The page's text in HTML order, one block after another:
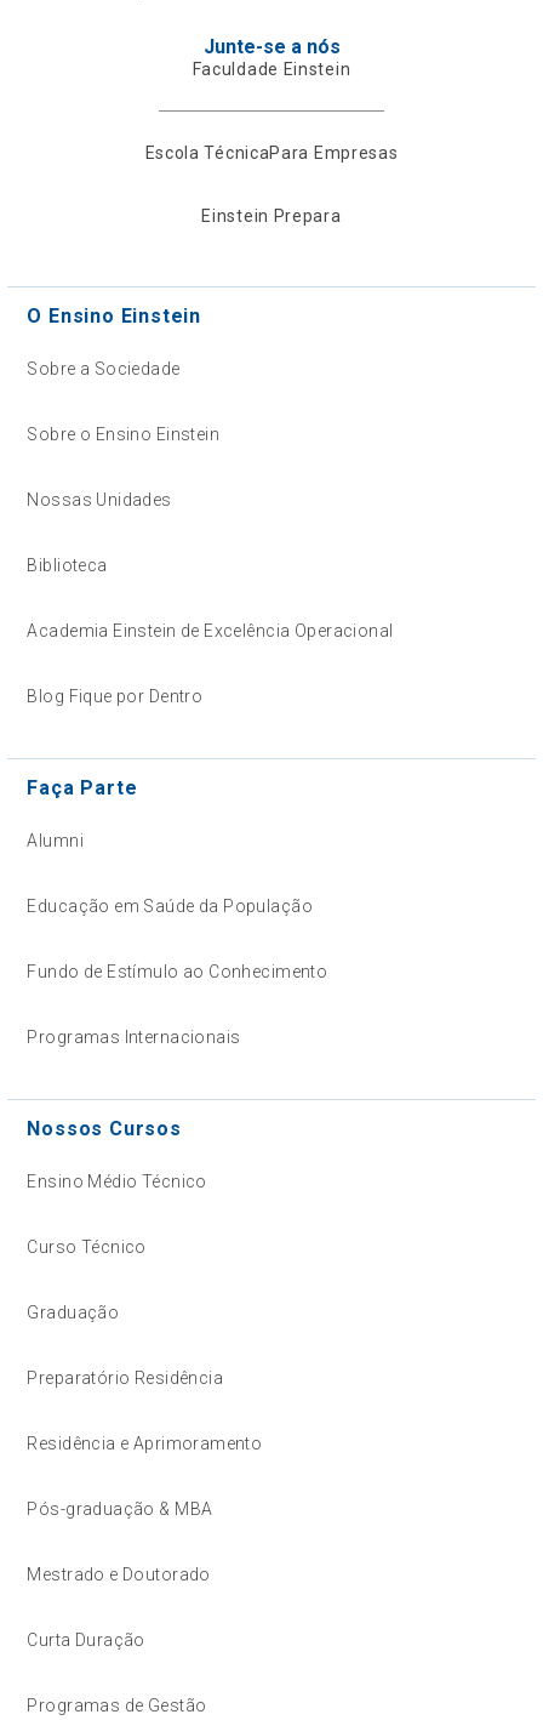
Junte-se a nós
Faculdade Einstein
Escola TécnicaPara Empresas
Einstein Prepara
O Ensino Einstein
Sobre a Sociedade
Sobre o Ensino Einstein
Nossas Unidades
Biblioteca
Academia Einstein de Excelência Operacional
Blog Fique por Dentro
Faça Parte
Alumni
Educação em Saúde da População
Fundo de Estímulo ao Conhecimento
Programas Internacionais
Nossos Cursos
Ensino Médio Técnico
Curso Técnico
Graduação
Preparatório Residência
Residência e Aprimoramento
Pós-graduação & MBA
Mestrado e Doutorado
Curta Duração
Programas de Gestão